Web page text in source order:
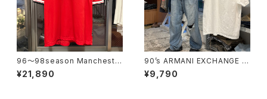
96〜98season Mancheste
r United Retro home shirt
¥21,890
90’s ARMANI EXCHANGE Pl
ain T-shirt
¥9,790